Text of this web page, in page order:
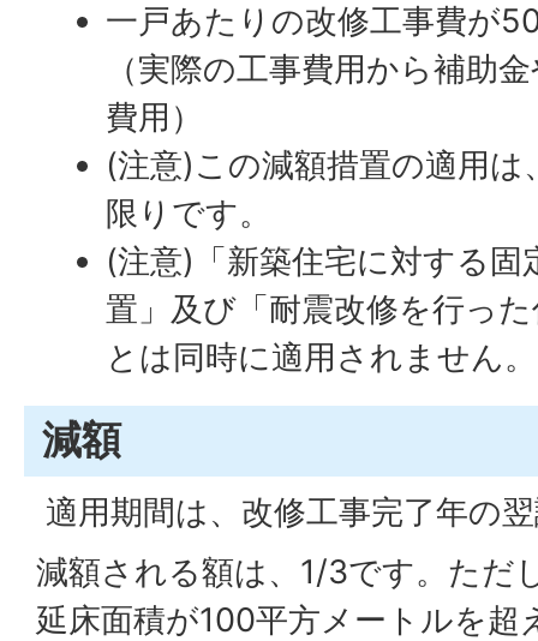
一戸あたりの改修工事費が
（実際の工事費用から補助
費用）
(注意)この減額措置の適用
限りです。
(注意)「新築住宅に対する固
置」及び「耐震改修を行っ
とは同時に適用されません。
減額
適用期間は、改修工事完了年の
減額される額は、1/3です。ただ
延床面積が100平方メートルを超